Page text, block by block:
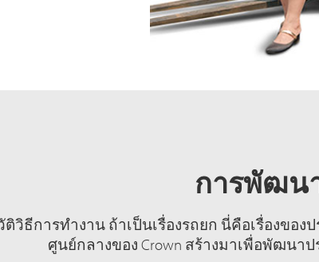
การพัฒ
วิธีการทำงาน ถ้าเป็นเรื่องรถยก นี่คือเรื่องข
ศูนย์กลางของ Crown สร้างมาเพื่อพัฒน